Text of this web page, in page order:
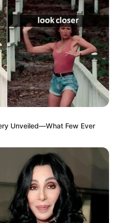
Margot dans la
.
Alpjand dans l’affaire Atlan
prochain livre, il pense
pénale.
Il lui
avec lui
. Atlan
très bonne équipe tous
Unveiled—What Few Ever